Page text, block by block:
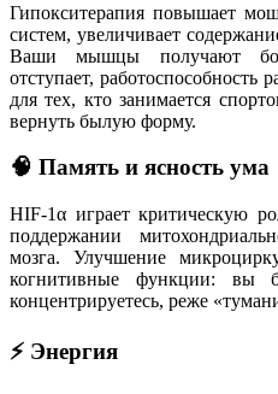
Гипокситерапия повышает
систем, увеличивает
Ваши мышцы получают
отступает, работоспособность
для тех, кто занимается
вернуть былую форму.
🧠 Память и ясность ума
HIF-1α играет критическую
поддержании
мозга. Улучшение
когнитивные функции: вы
концентрируетесь, реже
⚡ Энергия